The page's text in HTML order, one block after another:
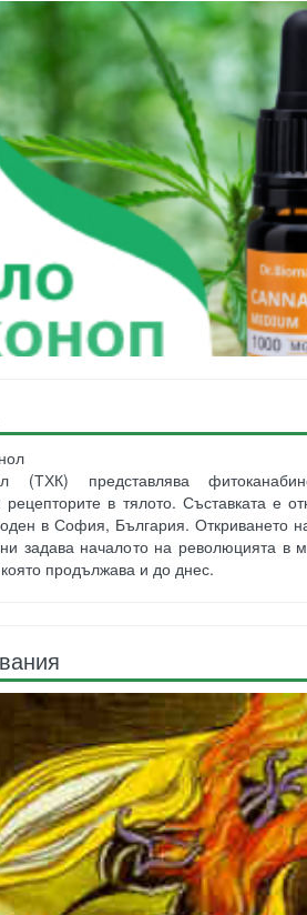
(ТХК) представлява
в тялото. Съставката е
в София, България. Откриването
задава началото на революцията в
продължава и до днес.